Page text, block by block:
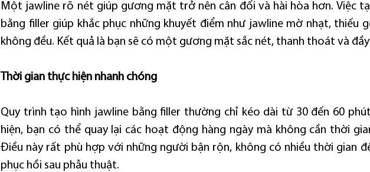
Một jawline rõ nét giúp gương mặt trở nên cân đối và hài hòa hơn. Việc
bằng filler giúp khắc phục những khuyết điểm như jawline mờ nhạt, thiếu
không đều. Kết quả là bạn sẽ có một gương mặt sắc nét, thanh thoát và đầy
Thời gian thực hiện nhanh chóng
Quy trình tạo hình jawline bằng filler thường chỉ kéo dài từ 30 đến 60
hiện, bạn có thể quay lại các hoạt động hàng ngày mà không cần thời
Điều này rất phù hợp với những người bận rộn, không có nhiều thời gian
phục hồi sau phẫu thuật.